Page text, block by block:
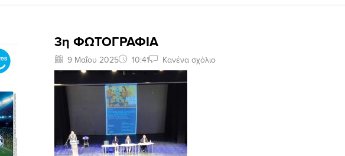
3η ΦΩΤΟΓΡΑΦΙΑ
9 Μαΐου 2025 10:41 Κανένα σχόλιο